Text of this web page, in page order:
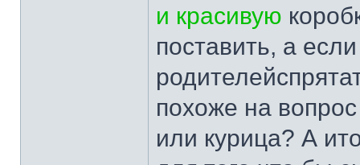
и красивую
поставить, а
похоже на
или курица? А